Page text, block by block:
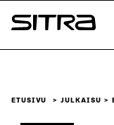
Siirry
suoraan
Sitra
ETUSIVU JULKAISU